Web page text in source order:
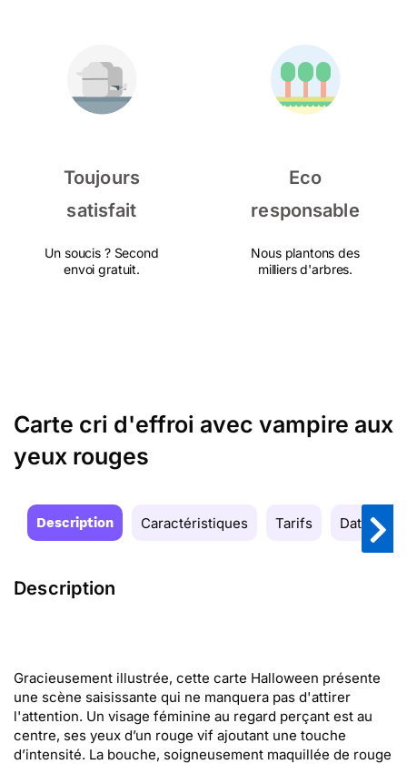
Toujours
satisfait
Un soucis ? Second
envoi gratuit.
Eco
responsable
Nous plantons des
milliers d'arbres.
Carte cri d'effroi avec vampire aux
yeux rouges
Description Caractéristiques Tarifs Date de
Description
Gracieusement illustrée, cette carte Halloween présente
une scène saisissante qui ne manquera pas d'attirer
l'attention. Un visage féminine au regard perçant est au
centre, ses yeux d’un rouge vif ajoutant une touche
d’intensité. La bouche, soigneusement maquillée de rouge